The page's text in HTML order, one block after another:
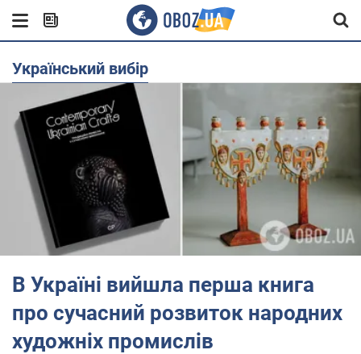
Український вибір
В Україні вийшла перша книга
про сучасний розвиток народних
художніх промислів